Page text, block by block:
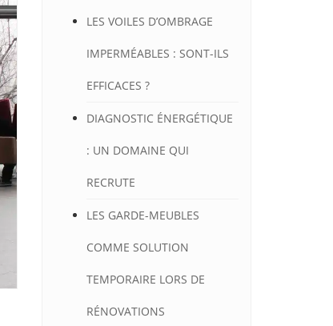
LES VOILES D’OMBRAGE
IMPERMÉABLES : SONT-ILS
EFFICACES ?
DIAGNOSTIC ÉNERGÉTIQUE
: UN DOMAINE QUI
RECRUTE
LES GARDE-MEUBLES
COMME SOLUTION
TEMPORAIRE LORS DE
RÉNOVATIONS